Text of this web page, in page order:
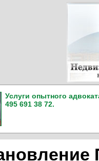
Услуги опытного
495 691 38 72.